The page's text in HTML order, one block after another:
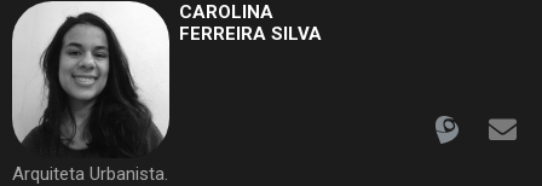
CAROLINA
FERREIRA SILVA
Arquiteta Urbanista.